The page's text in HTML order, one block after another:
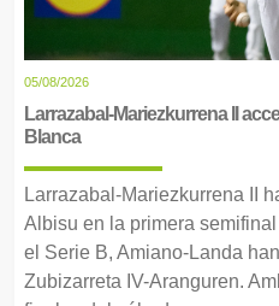
05/08/2026
Larrazabal-Mariezkurrena II
Blanca
Larrazabal-Mariezkurrena II
Albisu en la primera
el Serie B, Amiano-Landa
Zubizarreta IV-Aranguren.